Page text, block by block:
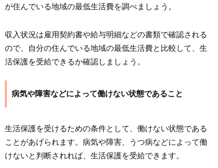
が住んでいる地域の最低生活費を調べましょう。
収入状況は雇用契約書や給与明細などの書類で確認される
ので、自分の住んでいる地域の最低生活費と比較して、生
活保護を受給できるか確認しましょう。
病気や障害などによって働けない状態であること
生活保護を受けるための条件として、働けない状態である
ことがあげられます。病気や障害、うつ病などによって働
けないと判断されれば、生活保護を受給できます。